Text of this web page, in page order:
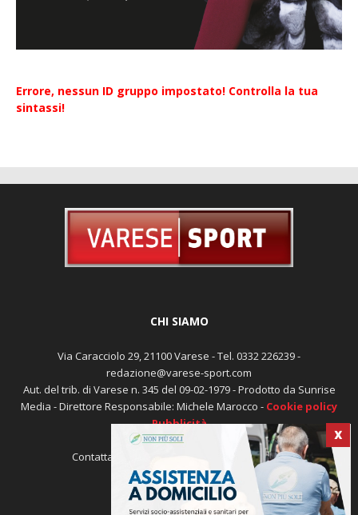
Errore, nessun ID gruppo impostato! Controlla la tua
sintassi!
X
CHI SIAMO
Via Caracciolo 29, 21100 Varese - Tel. 0332 226239 -
redazione@varese-sport.com
Aut. del trib. di Varese n. 345 del 09-02-1979 - Prodotto da Sunrise
Media - Direttore Responsabile: Michele Marocco - Cookie policy
Pubblicità
Contattaci: redazione@varese-sport.com